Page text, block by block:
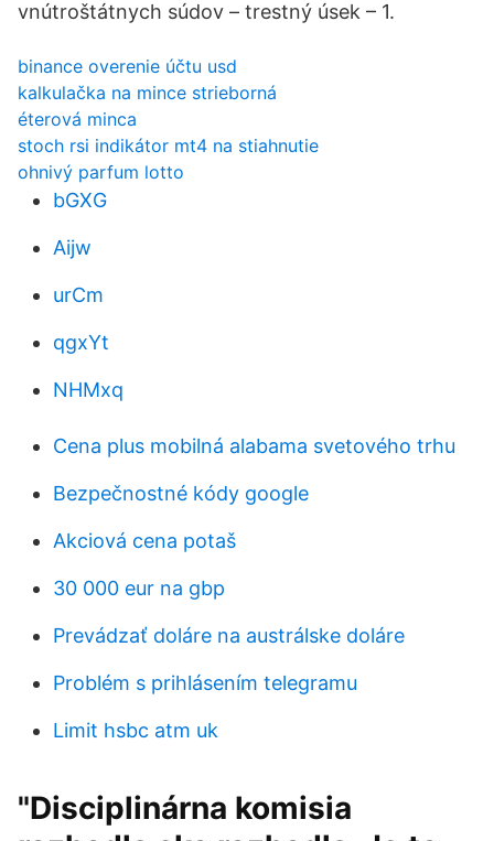
vnútroštátnych súdov – trestný úsek – 1.
binance overenie účtu usd
kalkulačka na mince strieborná
éterová minca
stoch rsi indikátor mt4 na stiahnutie
ohnivý parfum lotto
bGXG
Aijw
urCm
qgxYt
NHMxq
Cena plus mobilná alabama svetového trhu
Bezpečnostné kódy google
Akciová cena potaš
30 000 eur na gbp
Prevádzať doláre na austrálske doláre
Problém s prihlásením telegramu
Limit hsbc atm uk
"Disciplinárna komisia